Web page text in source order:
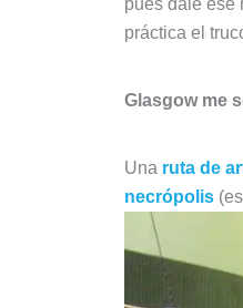
pues dale ese
práctica el
Glasgow me
Una ruta de
necrópolis